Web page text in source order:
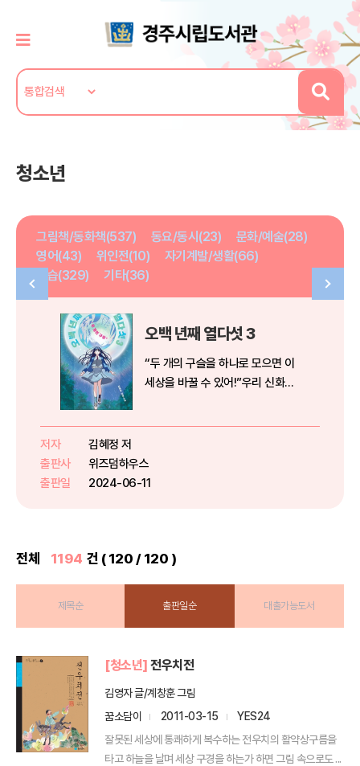
청소년
그림책/동화책(537) 동요/동시(23)
문화/예술(28)
영어(43)
위인전(10)
자기계발/생활(66)
학습(329)
기타(36)
오백 년째 열다섯 3
“두 개의 구슬을 하나로 모으면 이
세상을 바꿀 수 있어!”우리 신화와
클럽』, 『오백 년째 열다섯 1, 2』,
『판타스틱 걸』 ...
저자
김혜정 저
출판사
위즈덤하우스
출판일
2024-06-11
전체 1194 건 ( 120 / 120 )
제목순 출판일순 대출가능도서
[청소년] 전우치전
김영자 글/계창훈 그림
꿈소담이
2011-03-15
YES24
잘못된 세상에 통쾌하게 복수하는 전우치의 활약상구름을
타고 하늘을 날며 세상 구경을 하는가 하면 그림 속으로도 ...